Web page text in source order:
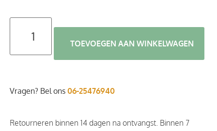
TOEVOEGEN AAN WINKELWAGEN
Vragen? Bel ons 06-25476940
Retourneren binnen 14 dagen na ontvangst. Binnen 7